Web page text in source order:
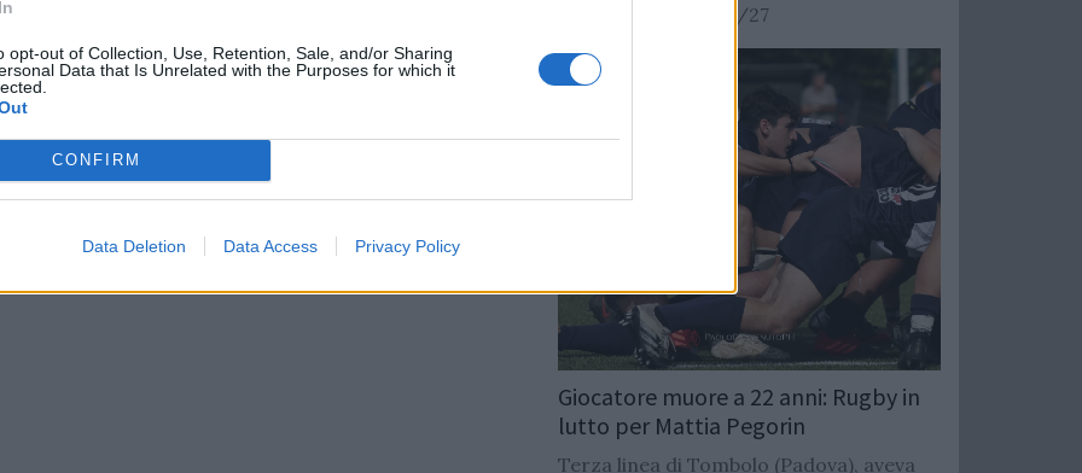
opt-out of Collection, Use, Retention, Sale, and/or Sharing
Data that Is Unrelated with the Purposes for which it
CONFIRM
Data Deletion Data Access Privacy Policy
dalla stagione 2026/27
Giocatore muore a 22 anni: Rugby in
lutto per Mattia Pegorin
Terza linea di Tombolo (Padova), aveva